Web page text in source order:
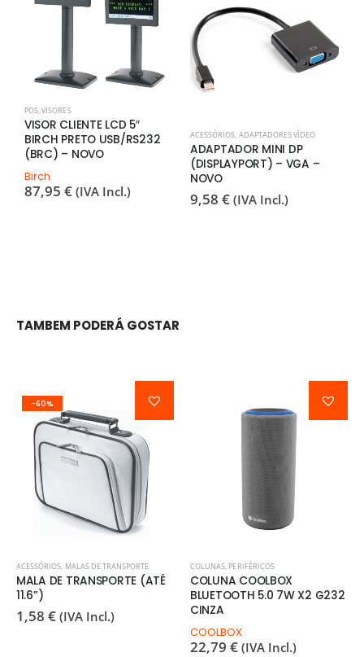
POS ,VISORES
VISOR CLIENTE LCD 5″
BIRCH PRETO USB/RS232
(BRC) – NOVO
Birch
87,95 € (IVA Incl.)
ACESSÓRIOS ADAPTADORES VÍDEO
ADAPTADOR MINI DP
(DISPLAYPORT) – VGA –
NOVO
9,58 € (IVA Incl.)
TAMBEM PODERÁ GOSTAR
-60%
ACESSÓRIOS, MALAS DE TRANSPORTE
MALA DE TRANSPORTE (ATÉ
11.6”)
1,58 € (IVA Incl.)
COLUNAS, PERIFÉRICOS
COLUNA COOLBOX
BLUETOOTH 5.0 7W X2 G232
CINZA
COOLBOX
22,79 € (IVA Incl.)